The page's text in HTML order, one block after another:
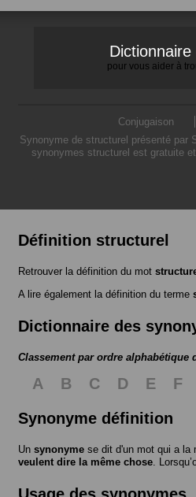
pour vous aider à
Conjugaison
Synonyme de structurel présenté
synonymes structurel est gratuite
Définition structurel
Retrouver la définition du mot
A lire également la définition du terme
Dictionnaire des
Classement par ordre alphabétique
A B C D E F
Synonyme définition
Un synonyme se dit d'un mot qui a la
veulent dire la même chose .
Usage des synonymes